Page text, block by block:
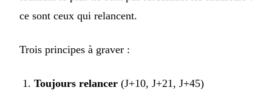
ce sont ceux qui relancent.
Trois principes à graver :
Toujours relancer (J+10, J+21, J+45)